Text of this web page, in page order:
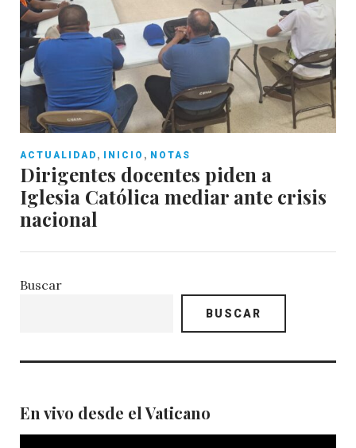
ACTUALIDAD , INICIO , NOTAS
Dirigentes docentes piden a
Iglesia Católica mediar ante crisis
nacional
Buscar
BUSCAR
En vivo desde el Vaticano